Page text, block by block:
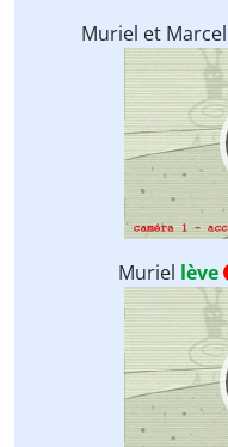
Muriel et Marcel
Muriel lève